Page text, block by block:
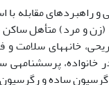
مقابله
پرسشنامه­ی